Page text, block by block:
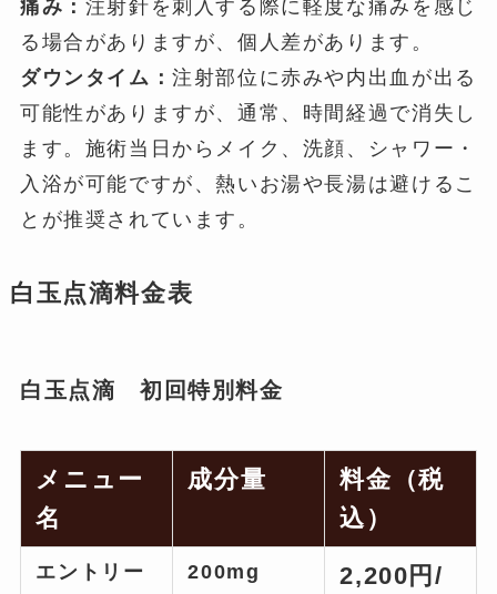
痛み： 注射針を刺入する際に軽度な痛みを感じ
る場合がありますが、個人差があります。
ダウンタイム：注射部位に赤みや内出血が出る
可能性がありますが、通常、時間経過で消失し
ます。施術当日からメイク、洗顔、シャワー・
入浴が可能ですが、熱いお湯や長湯は避けるこ
とが推奨されています。
白玉点滴料金表
白玉点滴 初回特別料金
メニュー
名
成分量
料金（税
込）
エントリー 200mg
2,200円/